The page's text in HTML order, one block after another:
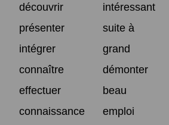
découvrir
intéressant
présenter
suite à
intégrer
grand
connaître
démonter
effectuer
beau
connaissance
emploi